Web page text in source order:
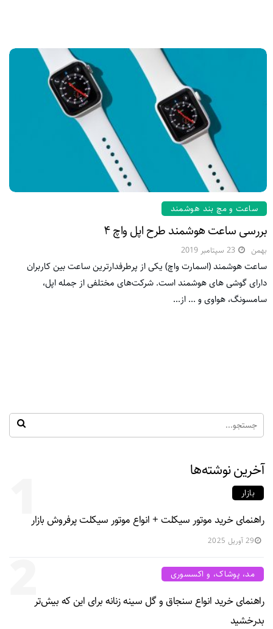
ساعت و مچ بند هوشمند
بررسی ساعت هوشمند طرح اپل واچ ۴
بهمن 23 سپتامبر 2019
ساعت هوشمند (اسمارت واچ) یکی از پرطرفدارترین ساعت بین کاربران
دارای گوشی های هوشمند است. شرکت‌های مختلفی از جمله اپل،
سامسونگ، هواوی و ... از...
آخرین نوشته‌ها 1 بازار
راهنمای خرید موتور سیکلت + انواع موتور سیکلت پرفروش بازار
29 آوریل 2025
2 مد، پوشاک، و اکسسوری
راهنمای خرید انواع سنجاق و گل سینه زنانه برای این که بیش‌تر
بدرخشید